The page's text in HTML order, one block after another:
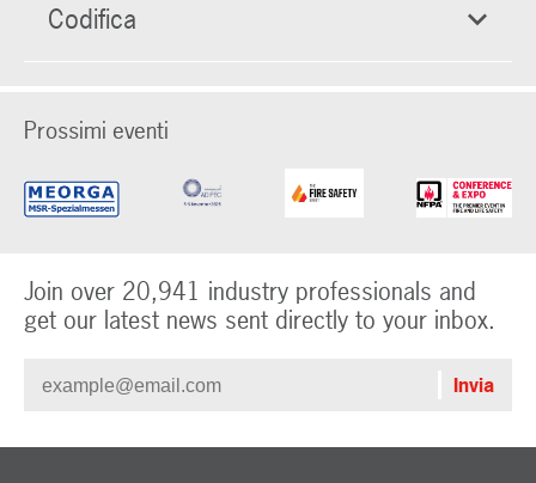
Codifica
Prossimi eventi
Join over 20,941 industry professionals and
get our latest news sent directly to your inbox.